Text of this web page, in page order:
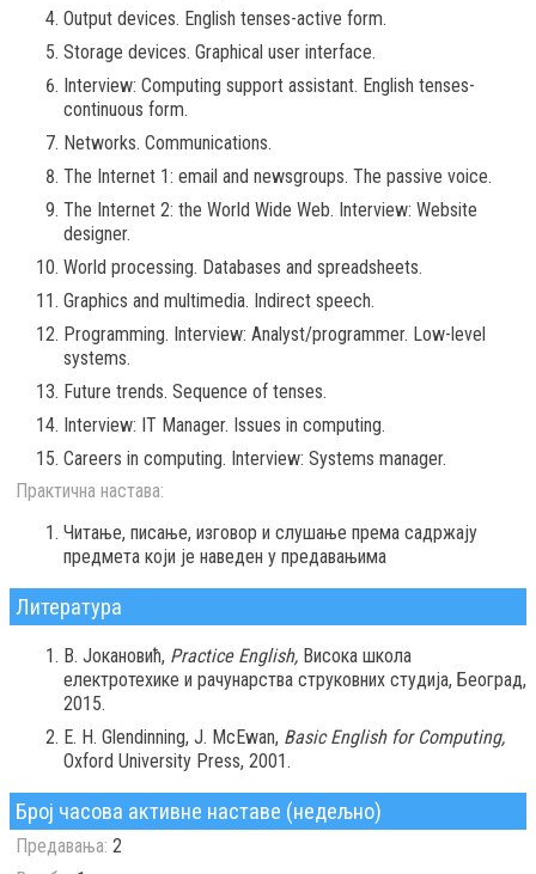
Output devices. English tenses-active form.
Storage devices. Graphical user interface.
Interview: Computing support assistant. English tenses-
continuous form.
Networks. Communications.
The Internet 1: email and newsgroups. The passive voice.
The Internet 2: the World Wide Web. Interview: Website
designer.
World processing. Databases and spreadsheets.
Graphics and multimedia. Indirect speech.
Programming. Interview: Analyst/programmer. Low-level
systems.
Future trends. Sequence of tenses.
Interview: IT Manager. Issues in computing.
Careers in computing. Interview: Systems manager.
Практична настава:
Читање, писање, изговор и слушање према садржају
предмета који је наведен у предавањима
Литература
В. Јокановић, Practice English, Висока школа
електротехике и рачунарства струковних студија, Београд,
2015.
E. H. Glendinning, J. McEwan, Basic English for Computing,
Oxford University Press, 2001.
Број часова активне наставе (недељно)
Предавања: 2